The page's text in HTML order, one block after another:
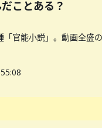
ことある？
官能小説」。動画全盛